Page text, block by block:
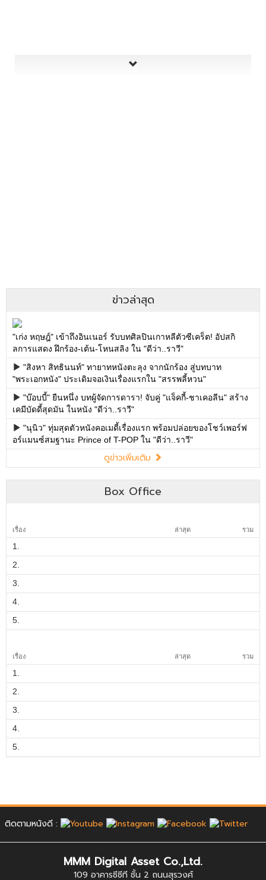
ข่าวล่าสุด
"เก่ง หฤษฎ์" เข้าถึงอินเนอร์ รับบทศิลปินเกาหลีตัวซีเคร็ต! อัปสกิ
ลการแสดง ฝึกร้อง-เต้น-โหนสลิง ใน "ดีว่า..ราวี"
"สิงหา สิทธินนท์" ทายาทหนังตะลุง จากนักร้อง สู่บทบาท
"พระเอกหนัง" ประเดิมจอเงินเรื่องแรกใน "สรรพลี้หวน"
"บ๊อบบี้" ยืนหนึ่ง บทผู้จัดการดารา! จับคู่ "แจ็คกี้-ชาเคอลีน" สร้าง
เคมีบัดดี้สุดมัน ในหนัง "ดีว่า..ราวี"
"นุนิว" ทุ่มสุดตัวหนังคอเมดี้เรื่องแรก พร้อมปล่อยของโชว์เพอร์ฟ
อร์แมนซ์สมฐานะ Prince of T-POP ใน "ดีว่า..ราวี"
ดูข่าวเพิ่มเติม
Box Office
เรื่อง ล่าสุด รวม
1.
2.
3.
4.
5.
เรื่อง ล่าสุด รวม
1.
2.
3.
4.
5.
ติดตามหนังดี :
MMM Digital Asset Co.,Ltd.
109 อาคารซีซีที ชั้น 2 ถนนสุรวงศ์